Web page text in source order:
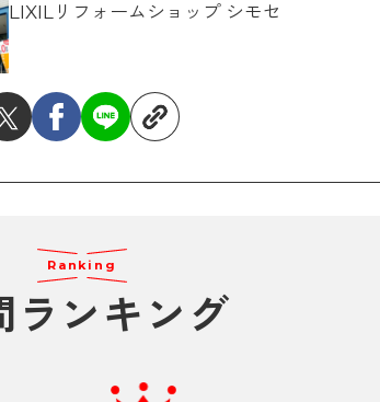
LIXILリフォームショップ シモセ
Ranking
ランキング